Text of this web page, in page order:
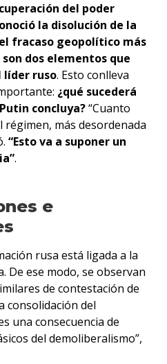
del poder
la disolución de la
fracaso geopolítico más
dos elementos que
líder ruso. Esto conlleva
¿qué sucederá
concluya?“Cuanto
régimen, más desordenada
“Esto va a suponer un
.
e
rusa está ligada a la
De ese modo, se observan
de contestación de
consolidación del
una consecuencia de
del demoliberalismo”,